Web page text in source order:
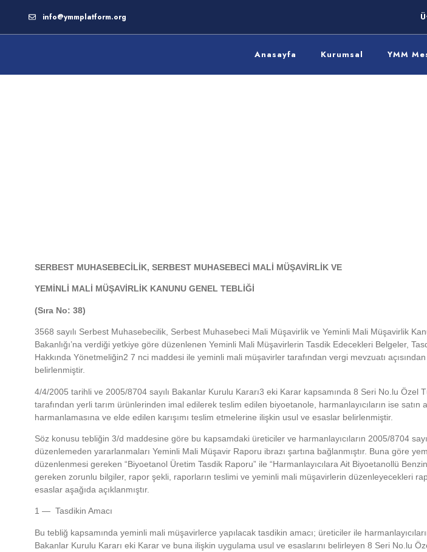
info@ymmplatform.org
Anasayfa Kurumsal YMM
SERBEST MUHASEBECİLİK, SERBEST MUHASEBECİ MALİ MÜŞAVİRLİK VE
YEMİNLİ MALİ MÜŞAVİRLİK KANUNU GENEL TEBLİĞİ
(Sıra No: 38)
3568 sayılı Serbest Muhasebecilik, Serbest Muhasebeci Mali Müşavirlik ve Yeminli Mali Müşavirlik
Bakanlığı’na verdiği yetkiye göre düzenlenen Yeminli Mali Müşavirlerin Tasdik Edecekleri Belgeler,
Hakkında Yönetmeliğin2 7 nci maddesi ile yeminli mali müşavirler tarafından vergi mevzuatı
belirlenmiştir.
4/4/2005 tarihli ve 2005/8704 sayılı Bakanlar Kurulu Kararı3 eki Karar kapsamında 8 Seri No.lu Özel
tarafından yerli tarım ürünlerinden imal edilerek teslim edilen biyoetanole, harmanlayıcıların ise satın
harmanlamasına ve elde edilen karışımı teslim etmelerine ilişkin usul ve esaslar belirlenmiştir.
Söz konusu tebliğin 3/d maddesine göre bu kapsamdaki üreticiler ve harmanlayıcıların 2005/8704
düzenlemeden yararlanmaları Yeminli Mali Müşavir Raporu ibrazı şartına bağlanmıştır. Buna göre
düzenlenmesi gereken “Biyoetanol Üretim Tasdik Raporu” ile “Harmanlayıcılara Ait Biyoetanollü
gereken zorunlu bilgiler, rapor şekli, raporların teslimi ve yeminli mali müşavirlerin düzenleyecekleri
esaslar aşağıda açıklanmıştır.
1 — Tasdikin Amacı
Bu tebliğ kapsamında yeminli mali müşavirlerce yapılacak tasdikin amacı; üreticiler ile
Bakanlar Kurulu Kararı eki Karar ve buna ilişkin uygulama usul ve esaslarını belirleyen 8 Seri No.lu